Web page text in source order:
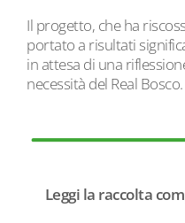
Il progetto, che ha
portato a risultati
in attesa di una
necessità del Real Bosco.
Leggi la raccolta